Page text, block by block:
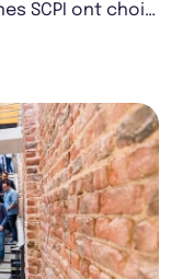
SCPI ont choisi
en